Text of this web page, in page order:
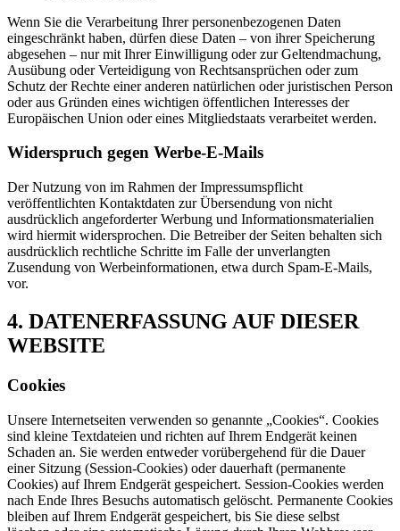
Wenn Sie die Verarbeitung Ihrer personenbezogenen Daten
eingeschränkt haben, dürfen diese Daten – von ihrer Speicherung
abgesehen – nur mit Ihrer Einwilligung oder zur Geltendmachung,
Ausübung oder Verteidigung von Rechtsansprüchen oder zum
Schutz der Rechte einer anderen natürlichen oder juristischen Person
oder aus Gründen eines wichtigen öffentlichen Interesses der
Europäischen Union oder eines Mitgliedstaats verarbeitet werden.
Widerspruch gegen Werbe-E-Mails
Der Nutzung von im Rahmen der Impressumspflicht
veröffentlichten Kontaktdaten zur Übersendung von nicht
ausdrücklich angeforderter Werbung und Informationsmaterialien
wird hiermit widersprochen. Die Betreiber der Seiten behalten sich
ausdrücklich rechtliche Schritte im Falle der unverlangten
Zusendung von Werbeinformationen, etwa durch Spam-E-Mails,
vor.
4. DATENERFASSUNG AUF DIESER
WEBSITE
Cookies
Unsere Internetseiten verwenden so genannte „Cookies“. Cookies
sind kleine Textdateien und richten auf Ihrem Endgerät keinen
Schaden an. Sie werden entweder vorübergehend für die Dauer
einer Sitzung (Session-Cookies) oder dauerhaft (permanente
Cookies) auf Ihrem Endgerät gespeichert. Session-Cookies werden
nach Ende Ihres Besuchs automatisch gelöscht. Permanente Cookies
bleiben auf Ihrem Endgerät gespeichert, bis Sie diese selbst